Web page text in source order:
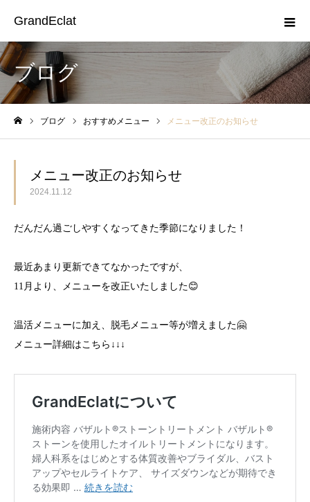
GrandEclat
ブログ
ブログ おすすめメニュー メニュー改正のお知らせ
メニュー改正のお知らせ
2024.11.12
だんだん過ごしやすくなってきた季節になりました！
最近あまり更新できてなかったですが、
11月より、メニューを改正いたしました😊
温活メニューに加え、脱毛メニュー等が増えました🤗
メニュー詳細はこちら↓↓↓